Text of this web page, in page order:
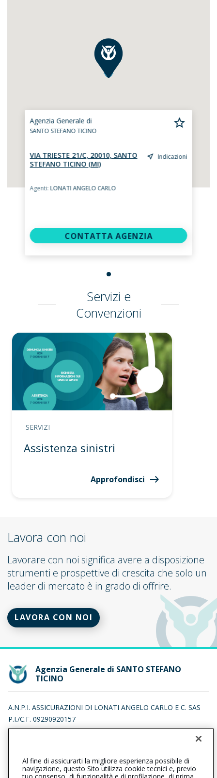
Agenzia Generale di
SANTO STEFANO TICINO
VIA TRIESTE 21/C, 20010, SANTO
STEFANO TICINO (MI)
Indicazioni
Agenti:LONATI ANGELO CARLO
CONTATTA AGENZIA
Servizi e
Convenzioni
SERVIZI
Assistenza sinistri
Approfondisci
Lavora con noi
Lavorare con noi significa avere a disposizione
strumenti e prospettive di crescita che solo un
leader di mercato è in grado di offrire.
LAVORA CON NOI
Agenzia Generale di SANTO STEFANO
TICINO
A.N.P.I. ASSICURAZIONI DI LONATI ANGELO CARLO E C. SAS
P.I./C.F. 09290920157
VIA TRIESTE 21/C, 20010 SANTO STEFANO TICINO (MI)
0297272164 0297272164
Al fine di assicurarti la migliore esperienza possibile di
navigazione, questo Sito utilizza cookie tecnici e, previo